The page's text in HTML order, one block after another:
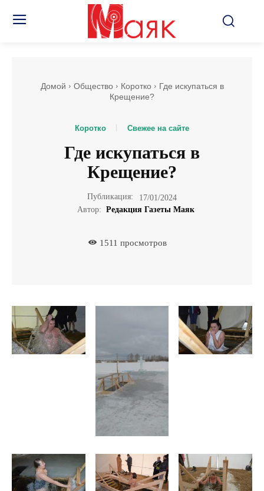
Домой Общество Коротко
Где искупаться в
Крещение?
Коротко Свежее на сайте
Где искупаться в
Крещение?
Публикация:
17/01/2024
Автор: Редакция Газеты Маяк
1511 просмотров